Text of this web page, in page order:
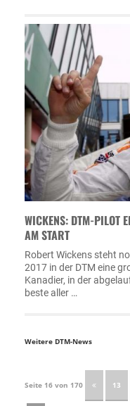
WICKENS: DTM-PILOT
AM START
Robert Wickens steht
2017 in der DTM eine
Kanadier, in der
beste aller …
Weitere DTM-News
Seite 16 von 170 13